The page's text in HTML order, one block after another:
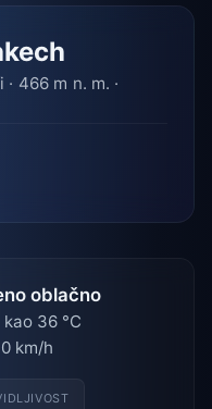
466 m n. m. ·
oblačno
36 °C
km/h